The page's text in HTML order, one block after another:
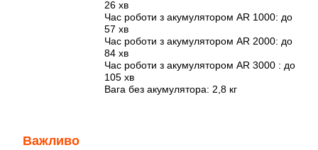
26 хв
Час роботи з акумулятором AR 1000: до
57 хв
Час роботи з акумулятором AR 2000: до
84 хв
Час роботи з акумулятором AR 3000 : до
105 хв
Вага без акумулятора: 2,8 кг
Важливо